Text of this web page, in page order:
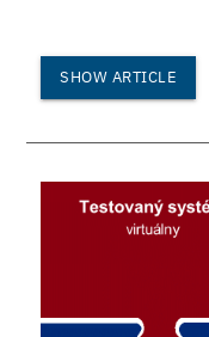
SHOW ARTICLE